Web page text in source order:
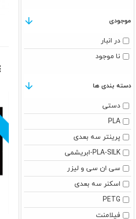
دسته بندی ها
دستی
PLA
پرینتر سه بعدی
PLA-SILK-ابریشمی
سی ان سی و لیزر
اسکنر سه بعدی
PETG
فیلامنت
موجودی
در انبار
نا موجود